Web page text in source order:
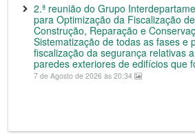
2.ª reunião do Grupo
para Optimização da Fiscalização
Construção, Reparação e
Sistematização de todas as fases e
fiscalização da segurança relativas
paredes exteriores de edifícios que
7 de Agosto de 2026 às 20:34